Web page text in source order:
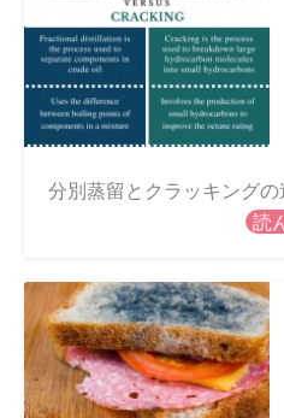
分別蒸留とクラッキングの
読